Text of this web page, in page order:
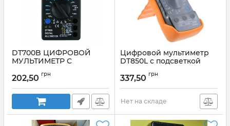
DT700B ЦИФРОВОЙ
МУЛЬТИМЕТР C
Артикул: DT700B
202,50 грн
Цифровой мультиметр
DT850L с подсветкой
337,50 грн
Нет на складе